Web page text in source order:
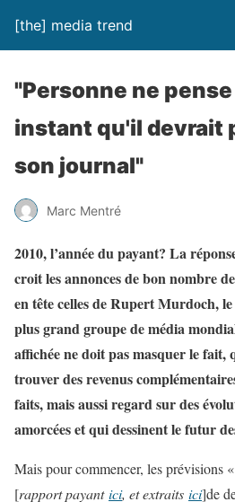
[the] media trend
"Personne ne
instant qu'il devrait
son journal"
Marc Mentré
2010, l’année du payant? La
croit les annonces de bon nombre
en tête celles de Rupert Murdoch,
plus grand groupe de média
affichée ne doit pas masquer le fait,
trouver des revenus
faits, mais aussi regard sur des
amorcées et qui dessinent le futur
Mais pour commencer, les prévisions
[rapport payantici, et extraits ici]de